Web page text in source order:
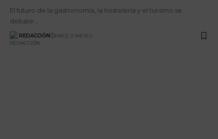
El futuro de la gastronomía, la hostelería y el turismo se
debate…
REDACCIÓN HACE 2 MESES